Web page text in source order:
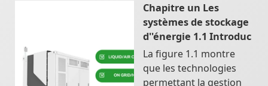
Chapitre un Les
systèmes de stockage
d''énergie 1.1 Introduc
La figure 1.1 montre
que les technologies
permettant la gestion